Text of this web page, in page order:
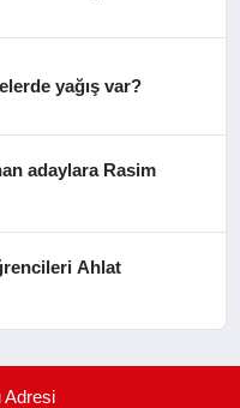
yağış var?
adaylara Rasim
Ahlat
Adresi